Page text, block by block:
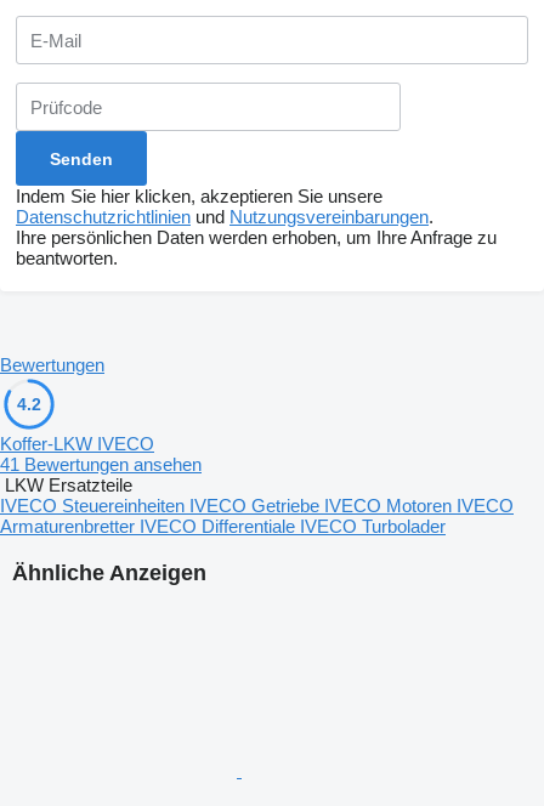
Indem Sie hier klicken, akzeptieren Sie unsere
Datenschutzrichtlinien und Nutzungsvereinbarungen.
Ihre persönlichen Daten werden erhoben, um Ihre Anfrage zu
beantworten.
Ähnliche Anzeigen
Bewertungen
4.2
Koffer-LKW IVECO
41 Bewertungen ansehen
LKW Ersatzteile
IVECO Steuereinheiten IVECO Getriebe IVECO Motoren IVECO
Armaturenbretter IVECO Differentiale IVECO Turbolader